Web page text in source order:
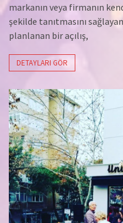
markanın veya firmanın
şekilde tanıtmasını
planlanan bir açılış,
DETAYLARI GÖR